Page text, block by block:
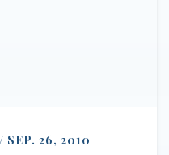
SEP. 26, 2010